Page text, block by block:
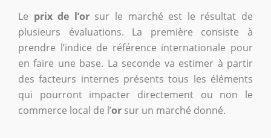
Le prix de l’orsur le marché est le résultat de
plusieurs évaluations. La première consiste à
prendre l’indice de référence internationale pour
en faire une base. La seconde va estimer à partir
des facteurs internes présents tous les éléments
qui pourront impacter directement ou non le
commerce local de l’or sur un marché donné.